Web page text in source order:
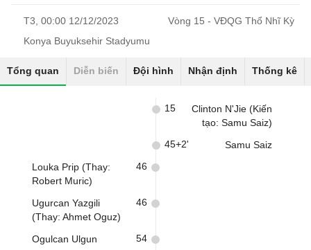
T3, 00:00 12/12/2023
Vòng 15 - VĐQG Thổ Nhĩ Kỳ
Konya Buyuksehir Stadyumu
Tổng quan Diễn biến Đội hình Nhận định Thống kê
Clinton N'Jie (Kiến
tạo: Samu Saiz)
15
Samu Saiz
45+2'
Louka Prip (Thay:
Robert Muric)
46
Ugurcan Yazgili
(Thay: Ahmet Oguz)
46
Ogulcan Ulgun 54